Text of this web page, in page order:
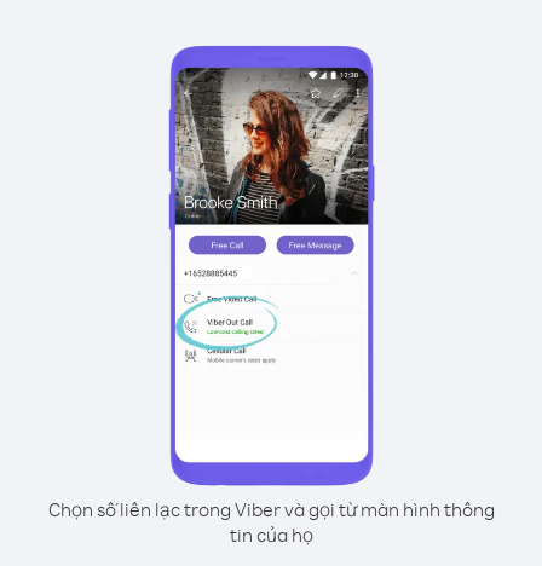
Chọn số liên lạc trong Viber và gọi từ màn hình thông
tin của họ